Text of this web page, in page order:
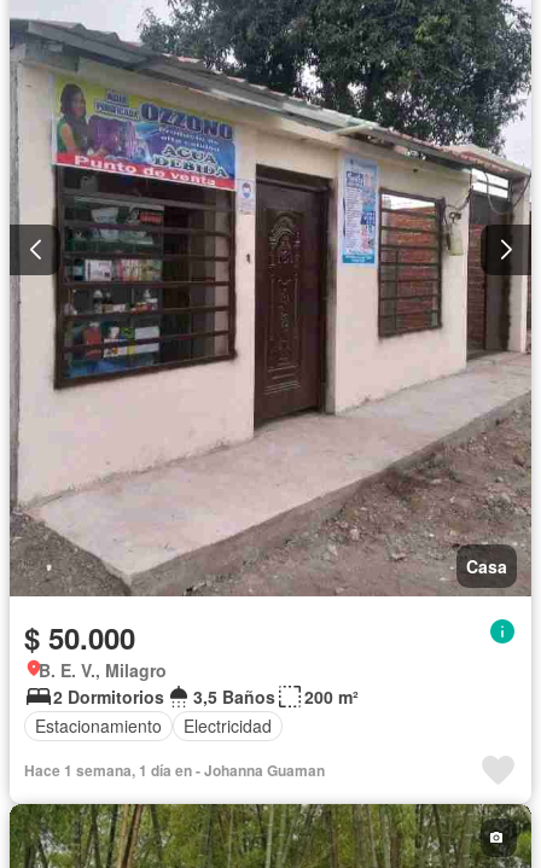
Casa
$ 50.000
B. E. V., Milagro
2 Dormitorios
3,5 Baños
200 m²
Estacionamiento
Electricidad
Hace 1 semana, 1 día en - Johanna Guaman